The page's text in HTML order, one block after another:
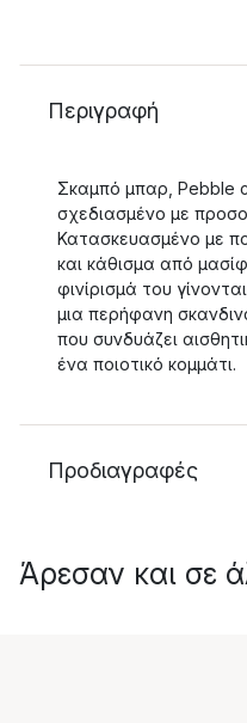
Περιγραφή
Σκαμπό μπαρ, Pebble
σχεδιασμένο με
Κατασκευασμένο με
και κάθισμα από
φινίρισμά του
μια περήφανη
που συνδυάζει
ένα ποιοτικό κομμάτι.
Προδιαγραφές
Άρεσαν και σε